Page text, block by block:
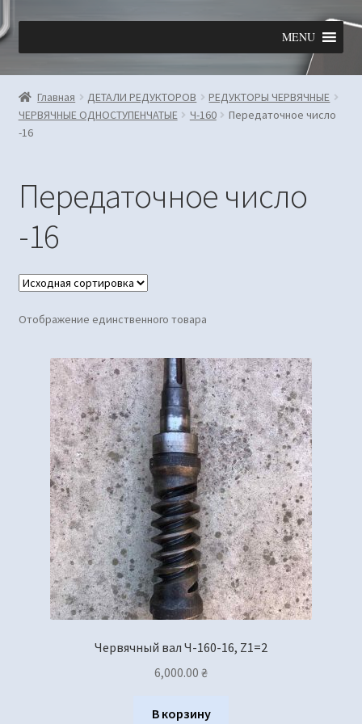
к
к
MENU
Главная ДЕТАЛИ РЕДУКТОРОВ
РЕДУКТОРЫ ЧЕРВЯЧНЫЕ
ЧЕРВЯЧНЫЕ ОДНОСТУПЕНЧАТЫЕ
Ч-160
Передаточное число
-16
Передаточное число
-16
Отображение единственного товара
Червячный вал Ч-160-16, Z1=2
6,000.00 ₴
В корзину